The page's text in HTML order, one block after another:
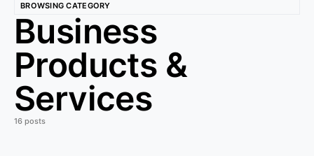
BROWSING CATEGORY
Business
Products &
Services
16 posts